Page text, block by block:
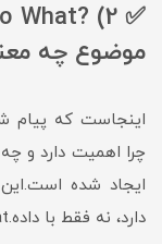
موضوع چه
اینجاست که پیام
چرا اهمیت دارد و
ایجاد شده
دارد، نه فقط با داده.So What یعنی: